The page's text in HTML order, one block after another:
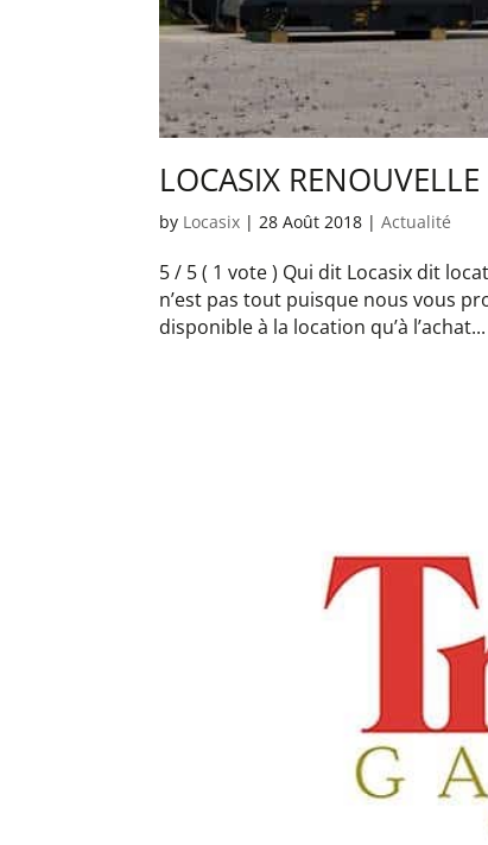
LOCASIX
by Locasix | 28 Août 2018 |Actualité
5 / 5 ( 1 vote ) Qui dit Locasix dit
n’est pas tout puisque nous vous
disponible à la location qu’à l’achat...